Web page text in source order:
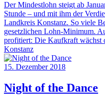
Der Mindestlohn steigt ab
Stunde – und mit ihm der
Landkreis Konstanz. So viele
gesetzlichen Lohn-Minimum.
profitiert: Die Kaufkraft wächst
Konstanz
15. Dezember 2018
Night of the Dance